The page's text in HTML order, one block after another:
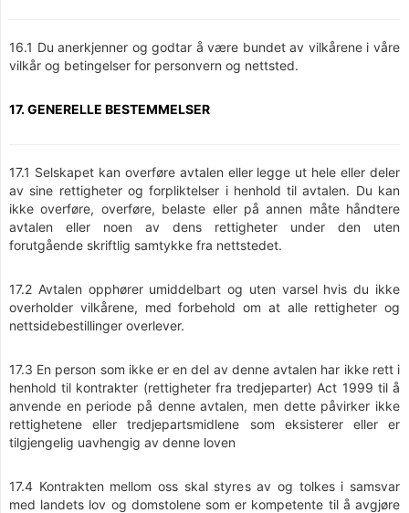
16.1 Du anerkjenner og godtar å være bundet av vilkårene i våre
vilkår og betingelser for personvern og nettsted.
17. GENERELLE BESTEMMELSER
17.1 Selskapet kan overføre avtalen eller legge ut hele eller deler
av sine rettigheter og forpliktelser i henhold til avtalen. Du kan
ikke overføre, overføre, belaste eller på annen måte håndtere
avtalen eller noen av dens rettigheter under den uten
forutgående skriftlig samtykke fra nettstedet.
17.2 Avtalen opphører umiddelbart og uten varsel hvis du ikke
overholder vilkårene, med forbehold om at alle rettigheter og
nettsidebestillinger overlever.
17.3 En person som ikke er en del av denne avtalen har ikke rett i
henhold til kontrakter (rettigheter fra tredjeparter) Act 1999 til å
anvende en periode på denne avtalen, men dette påvirker ikke
rettighetene eller tredjepartsmidlene som eksisterer eller er
tilgjengelig uavhengig av denne loven
17.4 Kontrakten mellom oss skal styres av og tolkes i samsvar
med landets lov og domstolene som er kompetente til å avgjøre